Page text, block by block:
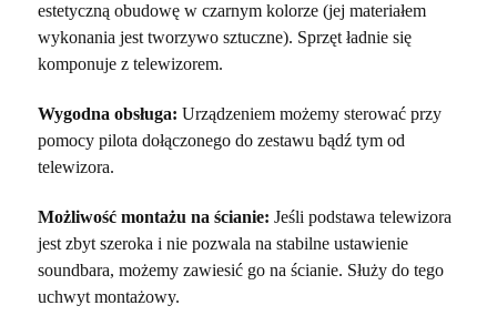
estetyczną obudowę w czarnym kolorze (jej materiałem
wykonania jest tworzywo sztuczne). Sprzęt ładnie się
komponuje z telewizorem.
Wygodna obsługa: Urządzeniem możemy sterować przy
pomocy pilota dołączonego do zestawu bądź tym od
telewizora.
Możliwość montażu na ścianie: Jeśli podstawa telewizora
jest zbyt szeroka i nie pozwala na stabilne ustawienie
soundbara, możemy zawiesić go na ścianie. Służy do tego
uchwyt montażowy.